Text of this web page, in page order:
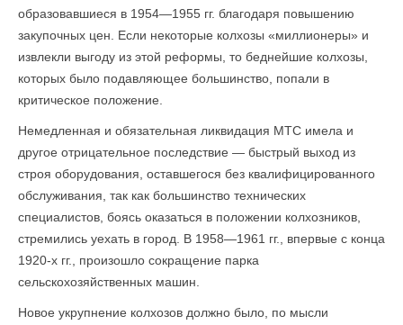
образовавшиеся в 1954—1955 гг. благодаря повышению
закупочных цен. Если некоторые колхозы «миллионеры» и
извлекли выгоду из этой реформы, то беднейшие колхозы,
которых было подавляющее большинство, попали в
критическое положение.
Немедленная и обязательная ликвидация МТС имела и
другое отрицательное последствие — быстрый выход из
строя оборудования, оставшегося без квалифицированного
обслуживания, так как большинство технических
специалистов, боясь оказаться в положении колхозников,
стремились уехать в город. В 1958—1961 гг., впервые с конца
1920-х гг., произошло сокращение парка
сельскохозяйственных машин.
Новое укрупнение колхозов должно было, по мысли